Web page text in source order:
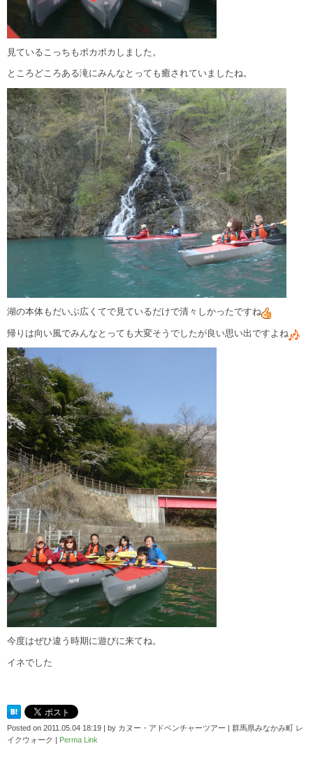
見ているこっちもポカポカしました。
ところどころある滝にみんなとっても癒されていましたね。
湖の本体もだいぶ広くてで見ているだけで清々しかったですね
帰りは向い風でみんなとっても大変そうでしたが良い思い出ですよね
今度はぜひ違う時期に遊びに来てね。
イネでした
Posted on 2011.05.04 18:19 | by カヌー・アドベンチャーツアー | 群馬県みなかみ町 レ
イクウォーク | Perma Link